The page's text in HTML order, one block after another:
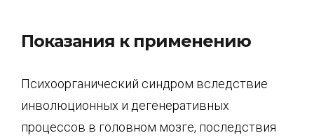
Показания к применению
Психоорганический синдром вследствие
инволюционных и дегенеративных
процессов в головном мозге, последствия